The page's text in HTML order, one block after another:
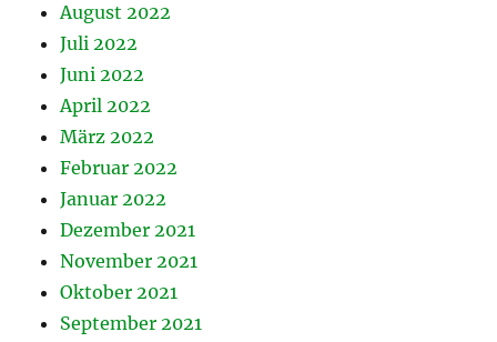
August 2022
Juli 2022
Juni 2022
April 2022
März 2022
Februar 2022
Januar 2022
Dezember 2021
November 2021
Oktober 2021
September 2021